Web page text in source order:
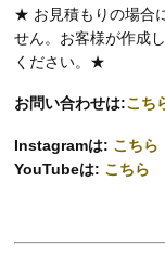
★ お見積もりの場合
せん。お客様が作成
ください。★
お問い合わせは:こち
Instagramは: こちら
YouTubeは: こちら